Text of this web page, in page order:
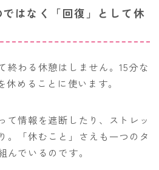
はなく「回復」として休
終わる休憩はしません。15分な
休めることに使います。
て情報を遮断したり、ストレッ
。「休むこと」さえも一つのタ
んでいるのです。